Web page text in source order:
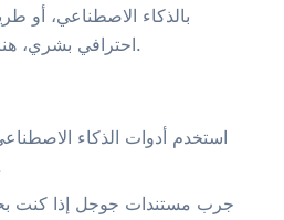
بالذكاء الاصطناعي، أو
احترافي بشري، هناك طريقة تناسب الجميع.
استخدم أدوات الذكاء
مثالي
جرب مستندات جوجل إذا كنت